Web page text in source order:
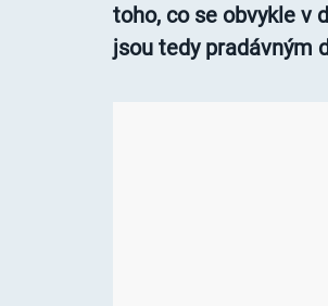
toho, co se obvykle v
jsou tedy pradávným